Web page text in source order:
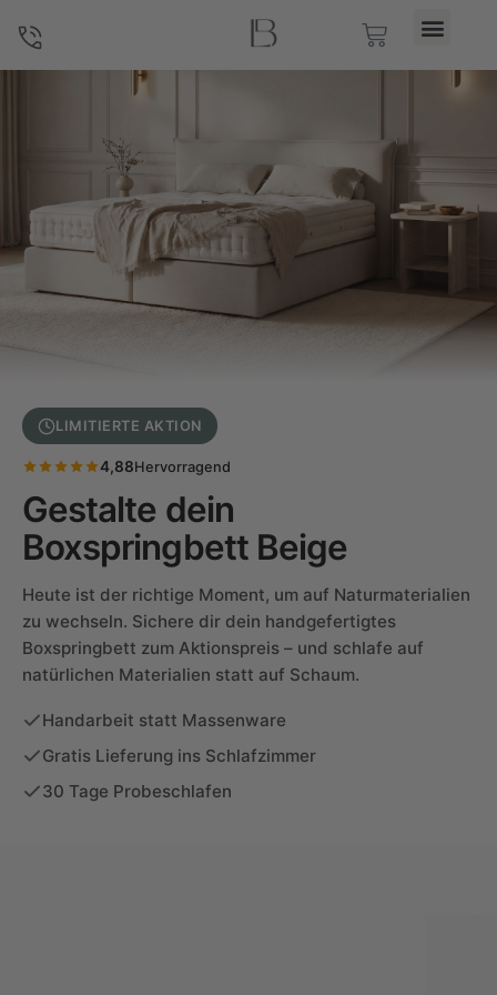
LIMITIERTE AKTION
4,88Hervorragend
Gestalte dein
Boxspringbett Beige
Heute ist der richtige Moment, um auf Naturmaterialien
zu wechseln. Sichere dir dein handgefertigtes
Boxspringbett zum Aktionspreis – und schlafe auf
natürlichen Materialien statt auf Schaum.
Handarbeit statt Massenware
Gratis Lieferung ins Schlafzimmer
30 Tage Probeschlafen